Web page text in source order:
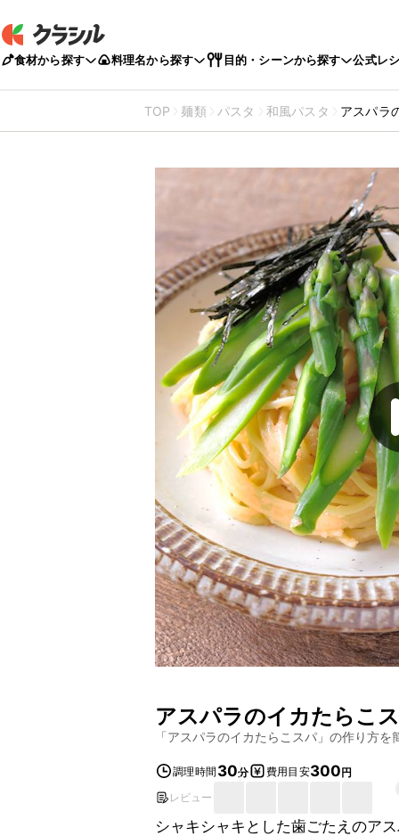
食材から探す 料理名から探す 目的・シーンから探す 公式レ
TOP 麺類 パスタ 和風パスタ アスパラ
アスパラのイカたらこ
「アスパラのイカたらこスパ 」の作り方
調理時間 30分 費用目安300円
レビュー
シャキシャキとした歯ごたえのア